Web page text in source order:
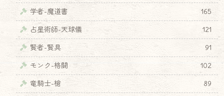
学者-魔道書
165
占星術師-天球儀
121
賢者-賢具
91
モンク-格闘
102
竜騎士-槍
89